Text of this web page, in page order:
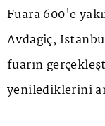
Fuara 600'e
Avdagiç,
fuarın
yenilediklerini